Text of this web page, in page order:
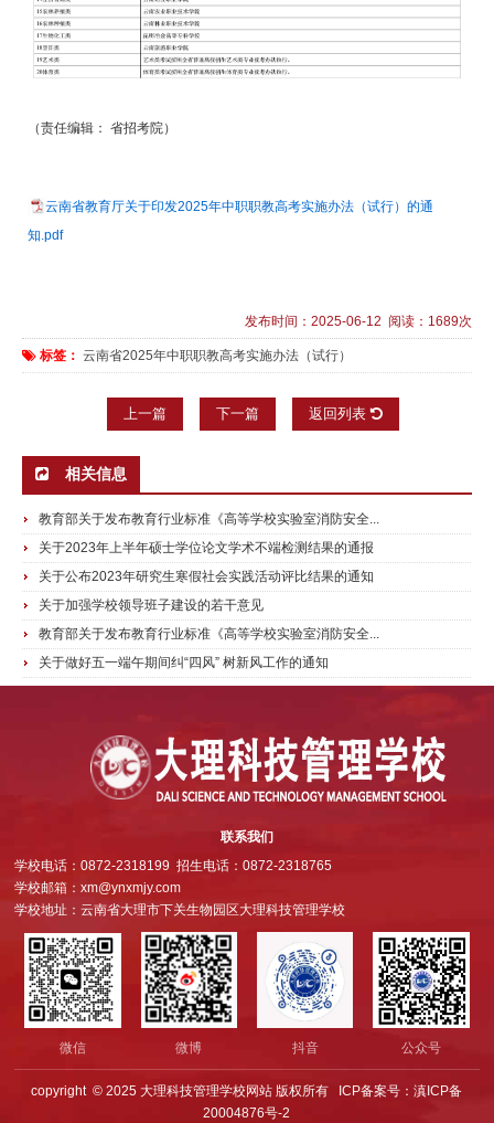
（责任编辑： 省招考院）
云南省教育厅关于印发2025年中职职教高考实施办法（试行）的通
知.pdf
发布时间：2025-06-12 阅读：1689次
标签： 云南省2025年中职职教高考实施办法（试行）
上一篇 下一篇 返回列表
相关信息
教育部关于发布教育行业标准《高等学校实验室消防安全...
关于2023年上半年硕士学位论文学术不端检测结果的通报
关于公布2023年研究生寒假社会实践活动评比结果的通知
关于加强学校领导班子建设的若干意见
教育部关于发布教育行业标准《高等学校实验室消防安全...
关于做好五一端午期间纠“四风” 树新风工作的通知
联系我们
学校电话：0872-2318199 招生电话：0872-2318765
学校邮箱：xm@ynxmjy.com
学校地址：云南省大理市下关生物园区大理科技管理学校
微信 微博 抖音 公众号
copyright © 2025 大理科技管理学校网站 版权所有 ICP备案号：滇ICP备
20004876号-2